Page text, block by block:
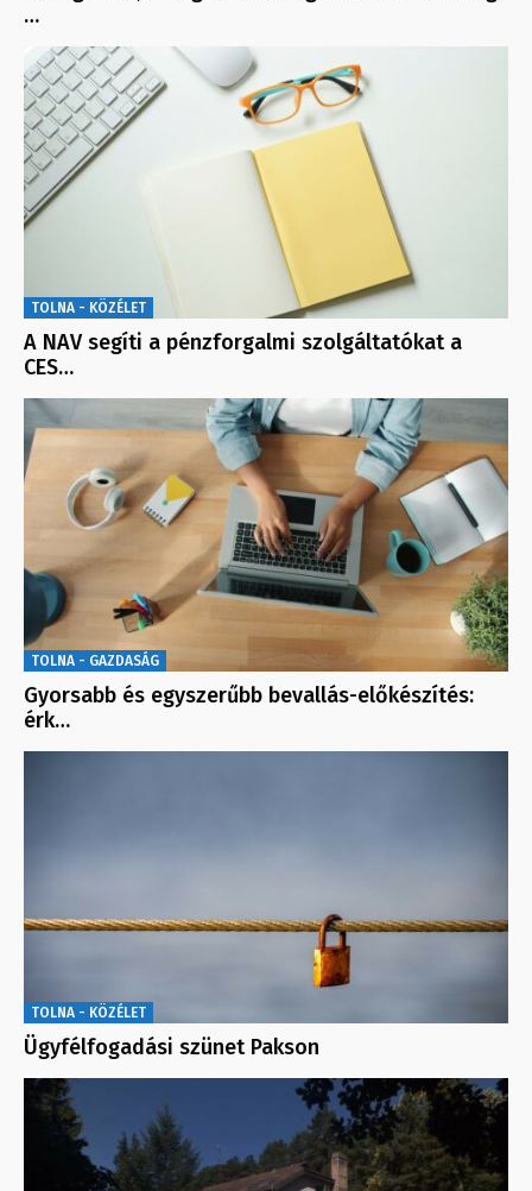
…
TOLNA - KÖZÉLET
A NAV segíti a pénzforgalmi szolgáltatókat a
CES…
TOLNA - GAZDASÁG
Gyorsabb és egyszerűbb bevallás-előkészítés:
érk…
TOLNA - KÖZÉLET
Ügyfélfogadási szünet Pakson